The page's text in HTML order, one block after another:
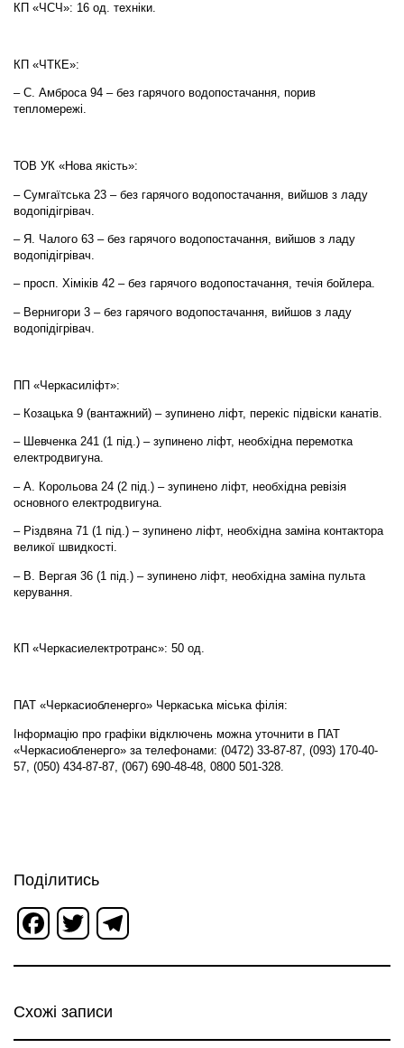
КП «ЧСЧ»: 16 од. техніки.
КП «ЧТКЕ»:
– С. Амброса 94 – без гарячого водопостачання, порив
тепломережі.
ТОВ УК «Нова якість»:
– Сумгаїтська 23 – без гарячого водопостачання, вийшов з ладу
водопідігрівач.
– Я. Чалого 63 – без гарячого водопостачання, вийшов з ладу
водопідігрівач.
– просп. Хіміків 42 – без гарячого водопостачання, течія бойлера.
– Вернигори 3 – без гарячого водопостачання, вийшов з ладу
водопідігрівач.
ПП «Черкасиліфт»:
– Козацька 9 (вантажний) – зупинено ліфт, перекіс підвіски канатів.
– Шевченка 241 (1 під.) – зупинено ліфт, необхідна перемотка
електродвигуна.
– А. Корольова 24 (2 під.) – зупинено ліфт, необхідна ревізія
основного електродвигуна.
– Різдвяна 71 (1 під.) – зупинено ліфт, необхідна заміна контактора
великої швидкості.
– В. Вергая 36 (1 під.) – зупинено ліфт, необхідна заміна пульта
керування.
КП «Черкасиелектротранс»: 50 од.
ПАТ «Черкасиобленерго» Черкаська міська філія:
Інформацію про графіки відключень можна уточнити в ПАТ
«Черкасиобленерго» за телефонами: (0472) 33-87-87, (093) 170-40-
57, (050) 434-87-87, (067) 690-48-48, 0800 501-328.
Поділитись
Facebook
Twitter
Схожі записи